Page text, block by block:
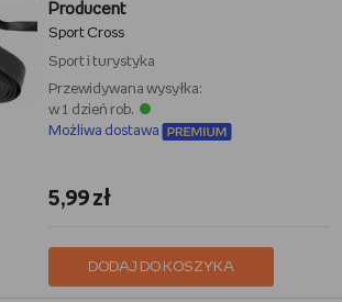
Producent
Sport Cross
Sport i turystyka
Przewidywana wysyłka:
w 1 dzień rob.
Możliwa dostawa
5,99 zł
DODAJ DO KOSZYKA